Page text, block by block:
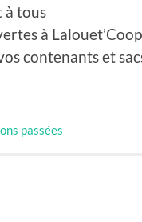
à tous
à
contenants et
passées